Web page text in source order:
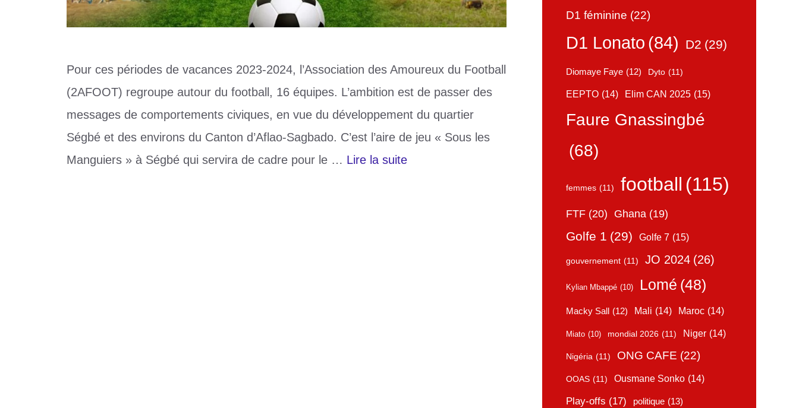
Pour ces périodes de vacances 2023-2024, l’Association des Amoureux du Football
(2AFOOT) regroupe autour du football, 16 équipes. L’ambition est de passer des
messages de comportements civiques, en vue du développement du quartier
Ségbé et des environs du Canton d’Aflao-Sagbado. C’est l’aire de jeu « Sous les
Manguiers » à Ségbé qui servira de cadre pour le … Lire la suite
D1 féminine (22)
D1 Lonato (84) D2 (29)
Diomaye Faye (12) Dyto (11)
EEPTO (14) Elim CAN 2025 (15)
Faure Gnassingbé
(68)
femmes (11) football (115)
FTF (20) Ghana (19)
Golfe 1 (29) Golfe 7 (15)
gouvernement (11) JO 2024 (26)
Kylian Mbappé (10) Lomé (48)
Macky Sall (12) Mali (14) Maroc (14)
Miato (10) mondial 2026 (11) Niger (14)
Nigéria (11) ONG CAFE (22)
OOAS (11) Ousmane Sonko (14)
Play-offs (17) politique (13)